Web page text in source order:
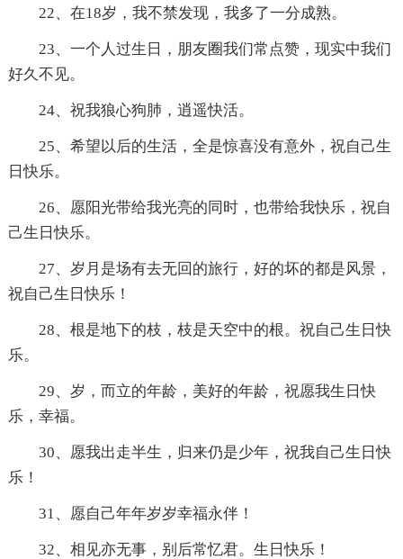
22、在18岁，我不禁发现，我多了一分成熟。
23、一个人过生日，朋友圈我们常点赞，现实中我们
好久不见。
24、祝我狼心狗肺，逍遥快活。
25、希望以后的生活，全是惊喜没有意外，祝自己生
日快乐。
26、愿阳光带给我光亮的同时，也带给我快乐，祝自
己生日快乐。
27、岁月是场有去无回的旅行，好的坏的都是风景，
祝自己生日快乐！
28、根是地下的枝，枝是天空中的根。祝自己生日快
乐。
29、岁，而立的年龄，美好的年龄，祝愿我生日快
乐，幸福。
30、愿我出走半生，归来仍是少年，祝我自己生日快
乐！
31、愿自己年年岁岁幸福永伴！
32、相见亦无事，别后常忆君。生日快乐！